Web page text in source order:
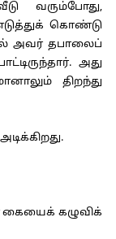
வரும்போது,
கொண்டு
அவர் தபாலைப்
அது
திறந்து
கையைக் கழுவிக்